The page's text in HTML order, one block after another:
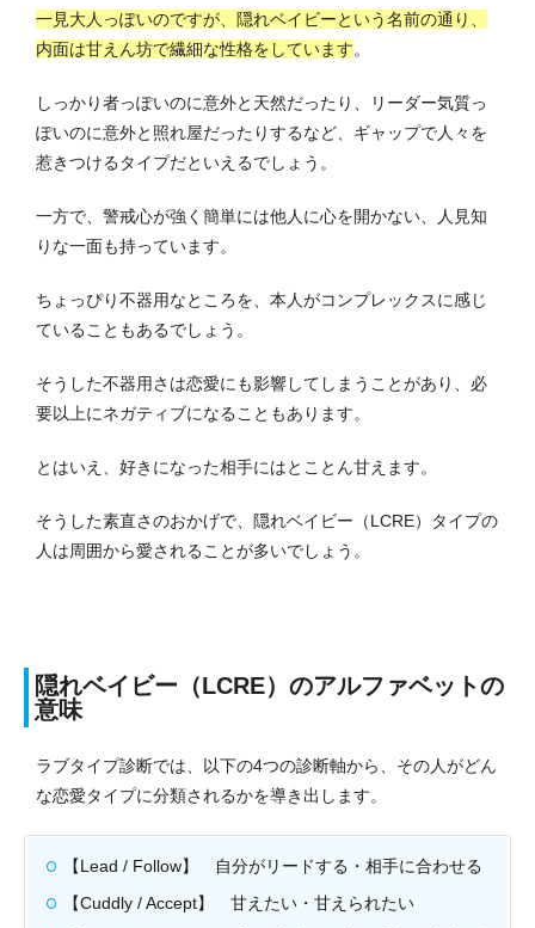
一見大人っぽいのですが、隠れベイビーという名前の通り、
内面は甘えん坊で繊細な性格をしています。
しっかり者っぽいのに意外と天然だったり、リーダー気質っ
ぽいのに意外と照れ屋だったりするなど、ギャップで人々を
惹きつけるタイプだといえるでしょう。
一方で、警戒心が強く簡単には他人に心を開かない、人見知
りな一面も持っています。
ちょっぴり不器用なところを、本人がコンプレックスに感じ
ていることもあるでしょう。
そうした不器用さは恋愛にも影響してしまうことがあり、必
要以上にネガティブになることもあります。
とはいえ、好きになった相手にはとことん甘えます。
そうした素直さのおかげで、隠れベイビー（LCRE）タイプの
人は周囲から愛されることが多いでしょう。
隠れベイビー（LCRE）のアルファベットの
意味
ラブタイプ診断では、以下の4つの診断軸から、その人がどん
な恋愛タイプに分類されるかを導き出します。
【Lead / Follow】 自分がリードする・相手に合わせる
【Cuddly / Accept】 甘えたい・甘えられたい